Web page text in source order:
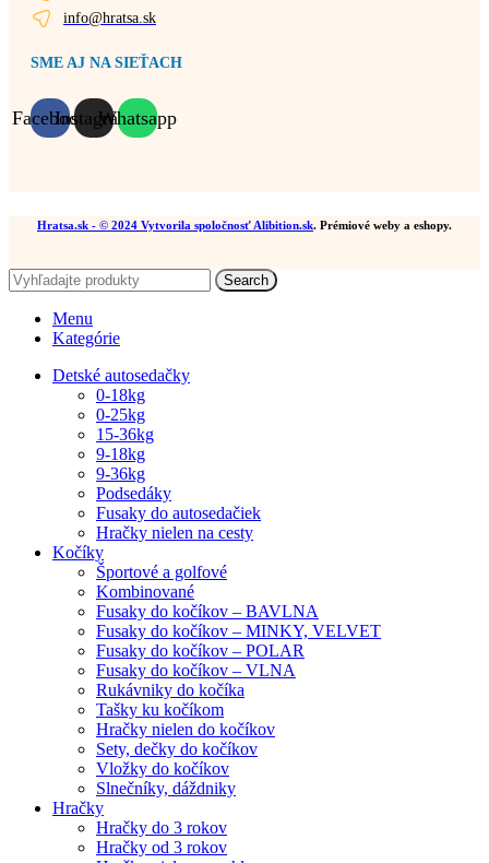
info@hratsa.sk
SME AJ NA SIEŤACH
FacebookInstagramWhatsapp
Hratsa.sk - © 2024 Vytvorila spoločnosť Alibition.sk. Prémiové weby a eshopy.
Search
Menu
Kategórie
Detské autosedačky
0-18kg
0-25kg
15-36kg
9-18kg
9-36kg
Podsedáky
Fusaky do autosedačiek
Hračky nielen na cesty
Kočíky
Športové a golfové
Kombinované
Fusaky do kočíkov – BAVLNA
Fusaky do kočíkov – MINKY, VELVET
Fusaky do kočíkov – POLAR
Fusaky do kočíkov – VLNA
Rukávniky do kočíka
Tašky ku kočíkom
Hračky nielen do kočíkov
Sety, dečky do kočíkov
Vložky do kočíkov
Slnečníky, dáždniky
Hračky
Hračky do 3 rokov
Hračky od 3 rokov